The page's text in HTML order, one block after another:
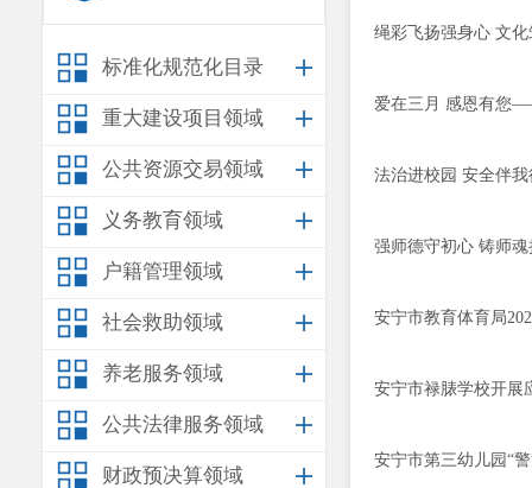
标准化规范化目录
重大建设项目领域
公共资源交易领域
义务教育领域
户籍管理领域
社会救助领域
养老服务领域
公共法律服务领域
财政预决算领域
绳彩飞扬强身心 文
爱在三月 感恩有您
法治进校园 安全伴
强师德守初心 铸师
安宁市教育体育局
安宁市禄脿学校开展
安宁市第三幼儿园“